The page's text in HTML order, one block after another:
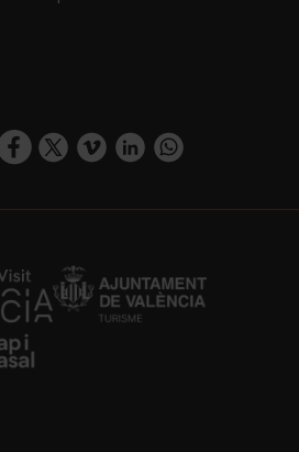
visit_valencia/
www.youtube.com/user/
www.facebook.com/
https://twitter.com/
https://vimeo.com/
https://www.linkedin.com/company/turismo-valencia/https://api.whatsapp.com/send/